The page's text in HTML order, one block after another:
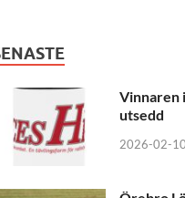
Vinnaren
utsedd
2026-02-10